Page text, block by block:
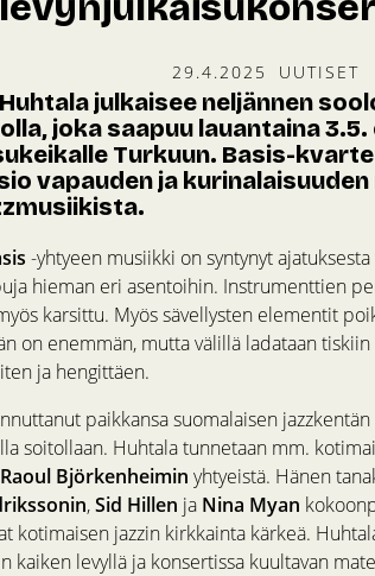
29.4.2025 UUTISET
julkaisee neljännen
joka saapuu lauantaina
Turkuun. Basis-
vapauden ja
-yhtyeen musiikki on syntynyt
hieman eri asentoihin. Instrumenttien
karsittu. Myös sävellysten elementit
on enemmän, mutta välillä ladataan
ja hengittäen.
paikkansa suomalaisen
soitollaan. Huhtala tunnetaan mm.
Raoul Björkenheimin yhtyeistä. Hänen
,Sid Hillen ja Nina Myan
kotimaisen jazzin kirkkainta kärkeä.
kaiken levyllä ja konsertissa kuultavan